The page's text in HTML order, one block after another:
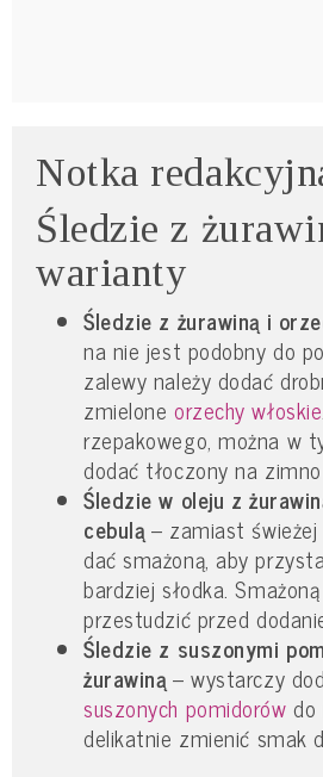
Notka
Śledzie z
warianty
Śledzie z żurawiną i
na nie jest podobny do
zalewy należy dodać
zmielone orzechy włoskie
rzepakowego, można w
dodać tłoczony na
Śledzie w oleju z
cebulą– zamiast świeżej
dać smażoną, aby
bardziej słodka.
przestudzić przed
Śledzie z suszonymi
żurawiną– wystarczy
suszonych pomidorów
delikatnie zmienić smak